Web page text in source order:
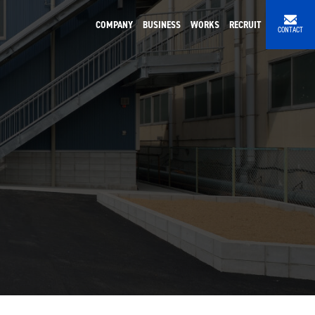
COMPANY BUSINESS WORKS RECRUIT CONTACT